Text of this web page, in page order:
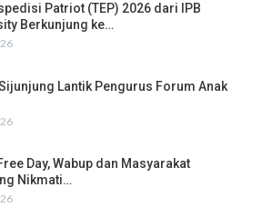
Patriot (TEP) 2026 dari IPB
Berkunjung ke…
Lantik Pengurus Forum Anak
Day, Wabup dan Masyarakat
Nikmati…